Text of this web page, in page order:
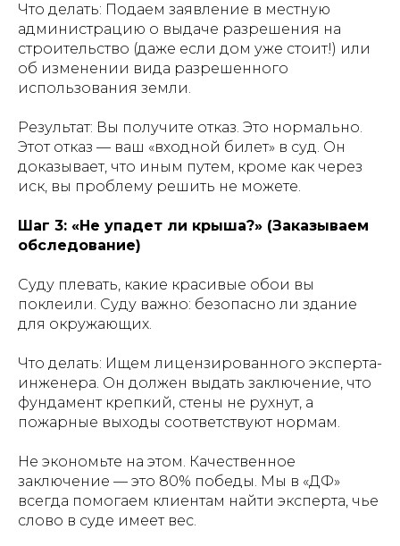
Что делать: Подаем заявление в местную
администрацию о выдаче разрешения на
строительство (даже если дом уже стоит!) или
об изменении вида разрешенного
использования земли.
Результат: Вы получите отказ. Это нормально.
Этот отказ — ваш «входной билет» в суд. Он
доказывает, что иным путем, кроме как через
иск, вы проблему решить не можете.
Шаг 3: «Не упадет ли крыша?» (Заказываем
обследование)
Суду плевать, какие красивые обои вы
поклеили. Суду важно: безопасно ли здание
для окружающих.
Что делать: Ищем лицензированного эксперта-
инженера. Он должен выдать заключение, что
фундамент крепкий, стены не рухнут, а
пожарные выходы соответствуют нормам.
Не экономьте на этом. Качественное
заключение — это 80% победы. Мы в «ДФ»
всегда помогаем клиентам найти эксперта, чье
слово в суде имеет вес.